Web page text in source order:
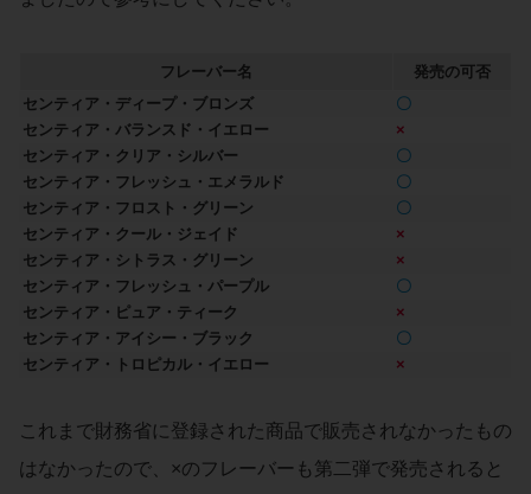
フレーバー名
発売の可否
センティア・ディープ・ブロンズ
〇
センティア・バランスド・イエロー
×
センティア・クリア・シルバー
〇
センティア・フレッシュ・エメラルド
〇
センティア・フロスト・グリーン
〇
センティア・クール・ジェイド
×
センティア・シトラス・グリーン
×
センティア・フレッシュ・パープル
〇
センティア・ピュア・ティーク
×
センティア・アイシー・ブラック
〇
センティア・トロピカル・イエロー
×
これまで財務省に登録された商品で販売されなかったもの
はなかったので、×のフレーバーも第二弾で発売されると